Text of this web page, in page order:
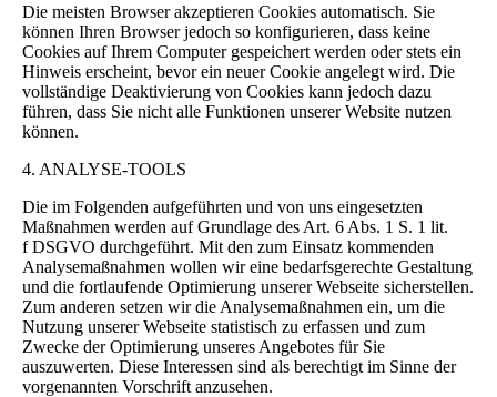
Die meisten Browser akzeptieren Cookies automatisch. Sie
können Ihren Browser jedoch so konfigurieren, dass keine
Cookies auf Ihrem Computer gespeichert werden oder stets ein
Hinweis erscheint, bevor ein neuer Cookie angelegt wird. Die
vollständige Deaktivierung von Cookies kann jedoch dazu
führen, dass Sie nicht alle Funktionen unserer Website nutzen
können.
4. ANALYSE-TOOLS
Die im Folgenden aufgeführten und von uns eingesetzten
Maßnahmen werden auf Grundlage des Art. 6 Abs. 1 S. 1 lit.
f DSGVO durchgeführt. Mit den zum Einsatz kommenden
Analysemaßnahmen wollen wir eine bedarfsgerechte Gestaltung
und die fortlaufende Optimierung unserer Webseite sicherstellen.
Zum anderen setzen wir die Analysemaßnahmen ein, um die
Nutzung unserer Webseite statistisch zu erfassen und zum
Zwecke der Optimierung unseres Angebotes für Sie
auszuwerten. Diese Interessen sind als berechtigt im Sinne der
vorgenannten Vorschrift anzusehen.